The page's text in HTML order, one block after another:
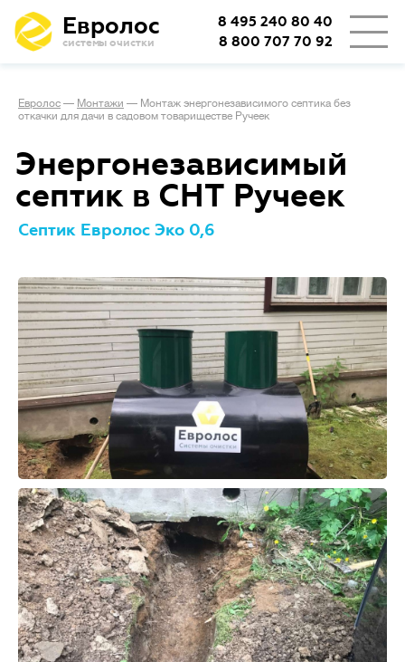
Евролос
системы очистки
8 495 240 80 40
8 800 707 70 92
Евролос — Монтажи — Монтаж энергонезависимого септика без
откачки для дачи в садовом товариществе Ручеек
Энергонезависимый
септик в СНТ Ручеек
Септик Евролос Эко 0,6